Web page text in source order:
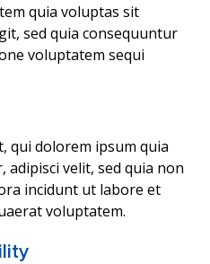
quia voluptas sit
sed quia consequuntur
voluptatem sequi
qui dolorem ipsum quia
velit, sed quia non
incidunt ut labore et
voluptatem.